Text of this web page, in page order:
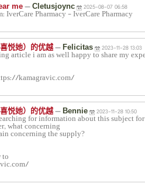
me — Cletusjoync 2025-08-07 06:58
IverCare Pharmacy - IverCare Pharmacy
悦她）的优越— Felicitas 2023-11-28 13:03
article i am as well happy to share my
kamagravic.com/
悦她）的优越— Bennie 2023-11-28 10:50
for information about this subject
what concerning
concerning the supply?